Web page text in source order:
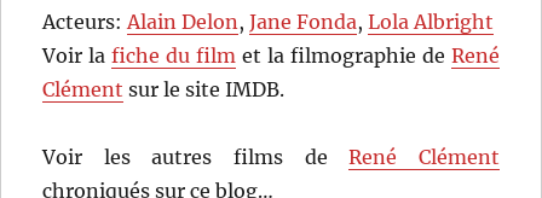
Acteurs:Alain Delon,Jane Fonda,Lola Albright
Voir lafiche du film et la filmographie de René
Clément sur le site IMDB.
Voir les autres films deRené Clément
chroniqués sur ce blog…